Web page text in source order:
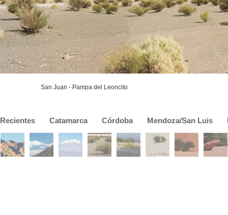
San Juan - Pampa del Leoncito
Recientes Catamarca Córdoba Mendoza/San Luis